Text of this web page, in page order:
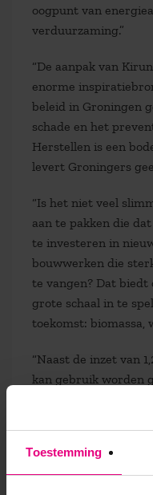
Toestemming
oogpunt van
verduurzaming.”
“De aanpak van
enorme
beleid in Groningen
schade en het
Herstellen is een
levert Groningers
“Is het niet veel
aan te pakken die
te investeren in
bouwwerken die
te vangen? Dat
grote schaal in te
toekomst: biomassa,
“Naast de inzet van
kan gebruik worden
gekapitaliseerde
energie neutrale
nieuwbouw plaats,
energietechnieken